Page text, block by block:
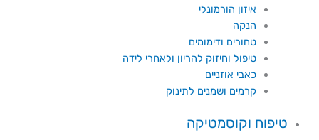
איזון הורמונלי
הנקה
טחורים ודימומים
טיפול וחיזוק להריון ולאחרי לידה
כאבי אוזניים
קרמים ושמנים לתינוק
טיפוח וקוסמטיקה